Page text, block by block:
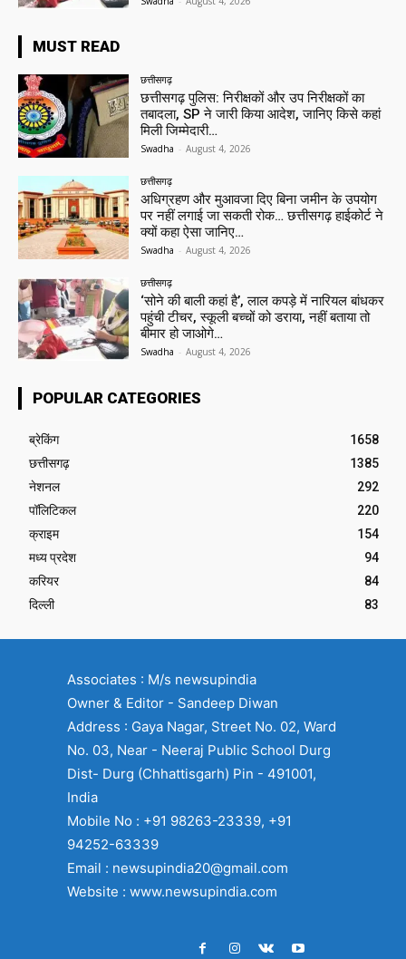
MUST READ
छत्तीसगढ़
छत्तीसगढ़ पुलिस: निरीक्षकों और उप निरीक्षकों का
तबादला, SP ने जारी किया आदेश, जानिए किसे कहां
मिली जिम्मेदारी…
Swadha - August 4, 2026
छत्तीसगढ़
अधिग्रहण और मुआवजा दिए बिना जमीन के उपयोग
पर नहीं लगाई जा सकती रोक… छत्तीसगढ़ हाईकोर्ट ने
क्यों कहा ऐसा जानिए…
Swadha - August 4, 2026
छत्तीसगढ़
‘सोने की बाली कहां है’, लाल कपड़े में नारियल बांधकर
पहुंची टीचर, स्कूली बच्चों को डराया, नहीं बताया तो
बीमार हो जाओगे…
Swadha - August 4, 2026
POPULAR CATEGORIES
ब्रेकिंग
1658
छत्तीसगढ़
1385
नेशनल
292
पॉलिटिकल
220
क्राइम
154
मध्य प्रदेश
94
करियर
84
दिल्ली
83
Associates : M/s newsupindia
Owner & Editor - Sandeep Diwan
Address : Gaya Nagar, Street No. 02, Ward
No. 03, Near - Neeraj Public School Durg
Dist- Durg (Chhattisgarh) Pin - 491001,
India
Mobile No : +91 98263-23339, +91
94252-63339
Email : newsupindia20@gmail.com
Website : www.newsupindia.com